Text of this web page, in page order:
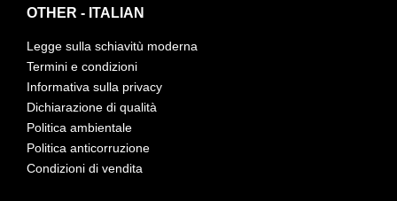
OTHER - ITALIAN
Legge sulla schiavitù moderna
Termini e condizioni
Informativa sulla privacy
Dichiarazione di qualità
Politica ambientale
Politica anticorruzione
Condizioni di vendita